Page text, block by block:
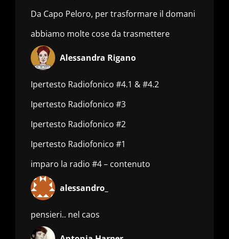
Da Capo Peloro, per trasformare il domani
abbiamo molte cose da trasmettere
Alessandra Rigano
Ipertesto Radiofonico #4.1 & #4.2
Ipertesto Radiofonico #3
Ipertesto Radiofonico #2
Ipertesto Radiofonico #1
imparo la radio #4 – contenuto
alessandro_
pensieri.. nel caos